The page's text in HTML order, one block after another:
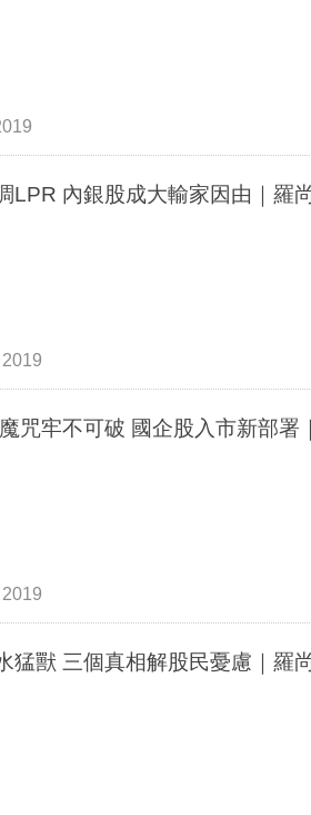
LPR 內銀股成大輸家因由｜羅
咒牢不可破 國企股入市新部署
猛獸 三個真相解股民憂慮｜羅